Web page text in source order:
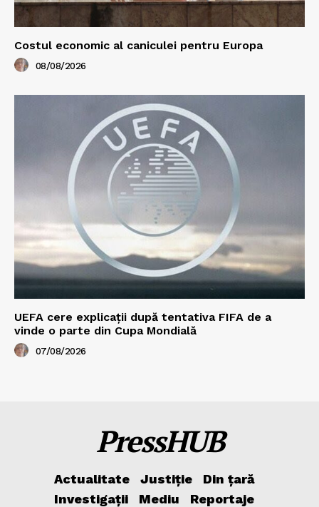
Costul economic al caniculei pentru Europa
08/08/2026
UEFA cere explicații după tentativa FIFA de a
vinde o parte din Cupa Mondială
07/08/2026
PressHUB
Actualitate Justiție
Din țară
Investigații
Mediu
Reportaje